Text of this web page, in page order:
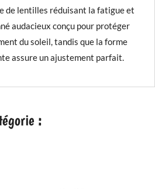
de lentilles réduisant la fatigue et
audacieux conçu pour protéger
du soleil, tandis que la forme
assure un ajustement parfait.
: